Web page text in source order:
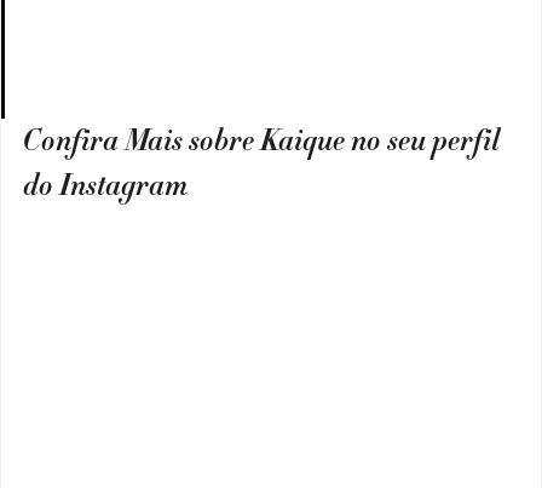
Confira Mais sobre Kaique no seu perfil
do Instagram